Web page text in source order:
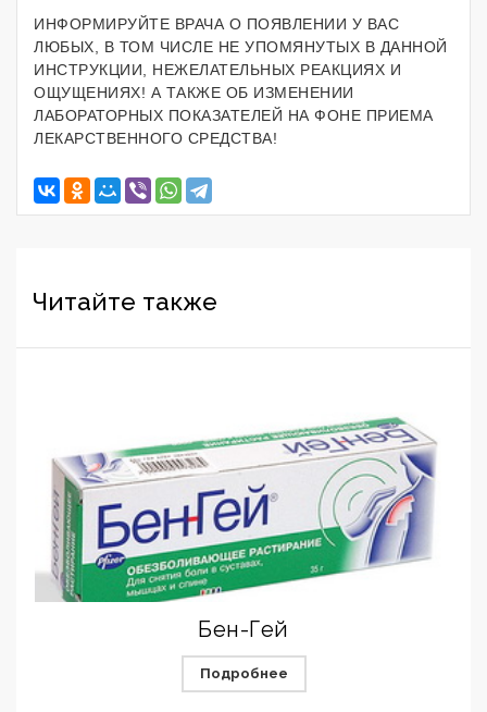
ИНФОРМИРУЙТЕ ВРАЧА О ПОЯВЛЕНИИ У ВАС
ЛЮБЫХ, В ТОМ ЧИСЛЕ НЕ УПОМЯНУТЫХ В ДАННОЙ
ИНСТРУКЦИИ, НЕЖЕЛАТЕЛЬНЫХ РЕАКЦИЯХ И
ОЩУЩЕНИЯХ! А ТАКЖЕ ОБ ИЗМЕНЕНИИ
ЛАБОРАТОРНЫХ ПОКАЗАТЕЛЕЙ НА ФОНЕ ПРИЕМА
ЛЕКАРСТВЕННОГО СРЕДСТВА!
Читайте также
Бен-Гей
Подробнее